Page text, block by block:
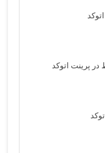
پرینت اتوکد